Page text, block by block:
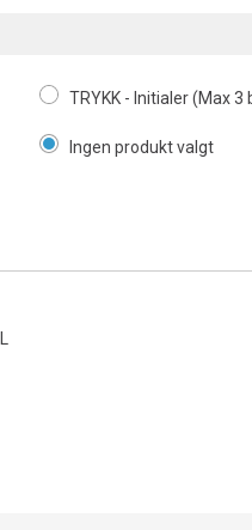
TRYKK - Initialer (Max 3
Ingen produkt valgt